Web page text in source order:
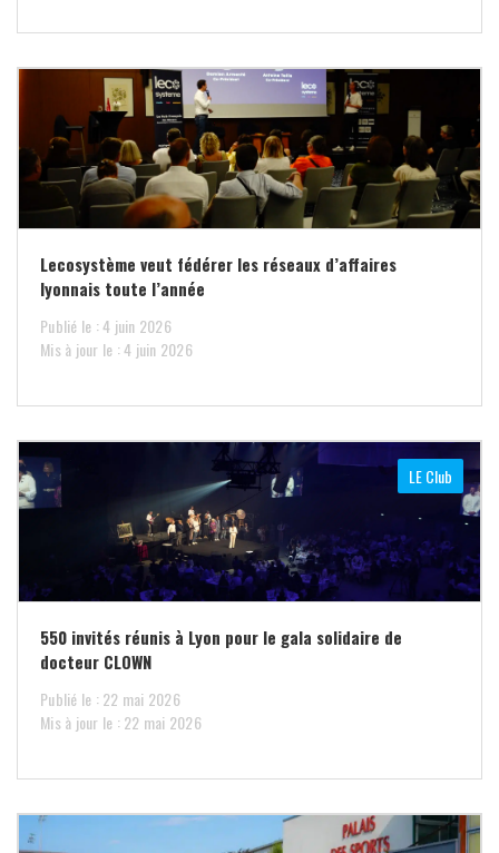
Lecosystème veut fédérer les réseaux d’affaires
lyonnais toute l’année
Publié le : 4 juin 2026
Mis à jour le : 4 juin 2026
LE Club
550 invités réunis à Lyon pour le gala solidaire de
docteur CLOWN
Publié le : 22 mai 2026
Mis à jour le : 22 mai 2026